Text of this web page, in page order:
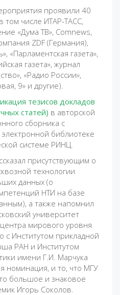
проявили 40
том числе ИТАР-ТАСС,
«Дума ТВ», Comnews,
ZDF (Германия),
«Парламентская газета»,
газета», журнал
«Радио России»,
9» и другие).
тезисов докладов
статей) в авторской
сборника с
библиотеке
системе РИНЦ.
присутствующим о
технологии
данных (о
НТИ на базе
а также напомнил
университет
мирового уровня
с Институтом прикладной
РАН и Институтом
имени Г.И. Марчука
номинация, и то, что МГУ
большое и знаковое
Игорь Соколов.